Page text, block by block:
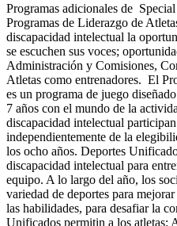
Programas adicionales de
Programas de Liderazgo de
discapacidad intelectual la
se escuchen sus voces;
Administración y Comisiones,
Atletas como entrenadores. El
es un programa de juego
7 años con el mundo de la
discapacidad intelectual
independientemente de la
los ocho años. Deportes
discapacidad intelectual para
equipo. A lo largo del año, los
variedad de deportes para
las habilidades, para desafiar la
Unificados permitin a los atletas: